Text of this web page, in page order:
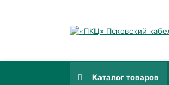
Каталог товаров